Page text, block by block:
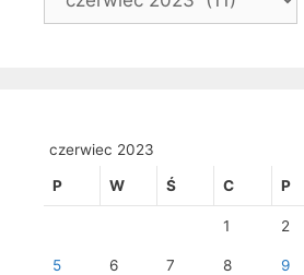
czerwiec 2023
P W Ś C P
1 2
5 6 7 8 9